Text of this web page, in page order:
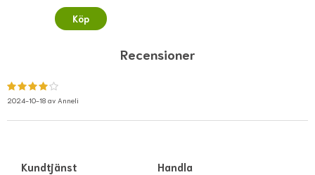
Köp
Recensioner
2024-10-18 av Anneli
Kundtjänst Handla